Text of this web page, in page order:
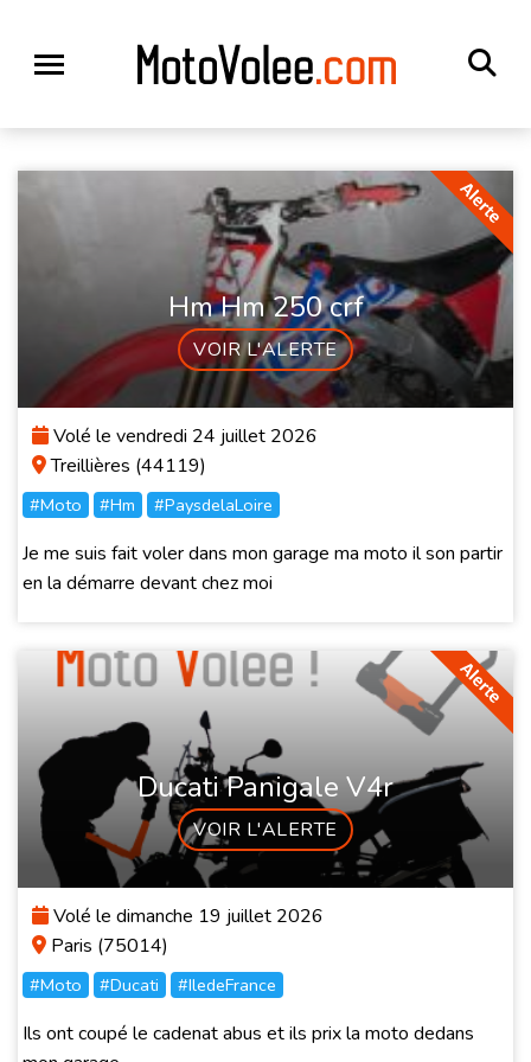
Hm Hm 250 crf
VOIR L'ALERTE
Volé le vendredi 24 juillet 2026
Treillières (44119)
#Moto #Hm #PaysdelaLoire
Je me suis fait voler dans mon garage ma moto il son partir
en la démarre devant chez moi
Ducati Panigale V4r
VOIR L'ALERTE
Volé le dimanche 19 juillet 2026
Paris (75014)
#Moto #Ducati #IledeFrance
Ils ont coupé le cadenat abus et ils prix la moto dedans